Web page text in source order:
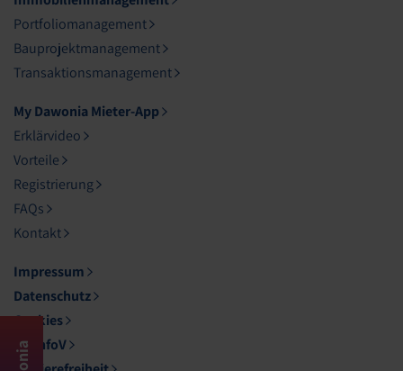
Portfoliomanagement
Bauprojektmanagement
Transaktionsmanagement
My Dawonia Mieter-App
Erklärvideo
Vorteile
Registrierung
FAQs
Kontakt
Impressum
Datenschutz
Cookies
DL-InfoV